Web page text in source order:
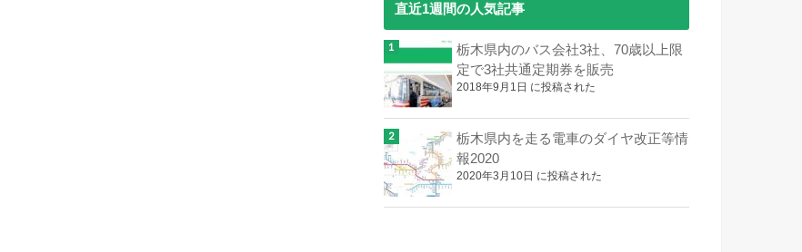
直近1週間の人気記事
栃木県内のバス会社3社、70歳以上限
定で3社共通定期券を販売
2018年9月1日 に投稿された
栃木県内を走る電車のダイヤ改正等情
報2020
2020年3月10日 に投稿された